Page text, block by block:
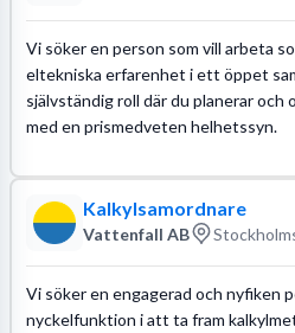
Vi söker en person som vill arbeta
eltekniska erfarenhet i ett öppet
självständig roll där du planerar och
med en prismedveten helhetssyn.
Kalkylsamordnare
Vattenfall AB
Vi söker en engagerad och nyfiken
nyckelfunktion i att ta fram